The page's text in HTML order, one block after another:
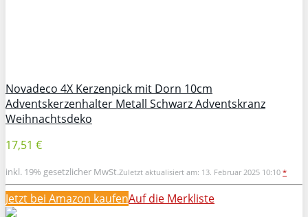
Novadeco 4X Kerzenpick mit Dorn 10cm
Adventskerzenhalter Metall Schwarz Adventskranz
Weihnachtsdeko
17,51 €
inkl. 19% gesetzlicher MwSt.Zuletzt aktualisiert am: 13. Februar 2025 10:10 *
Jetzt bei Amazon kaufenAuf die Merkliste